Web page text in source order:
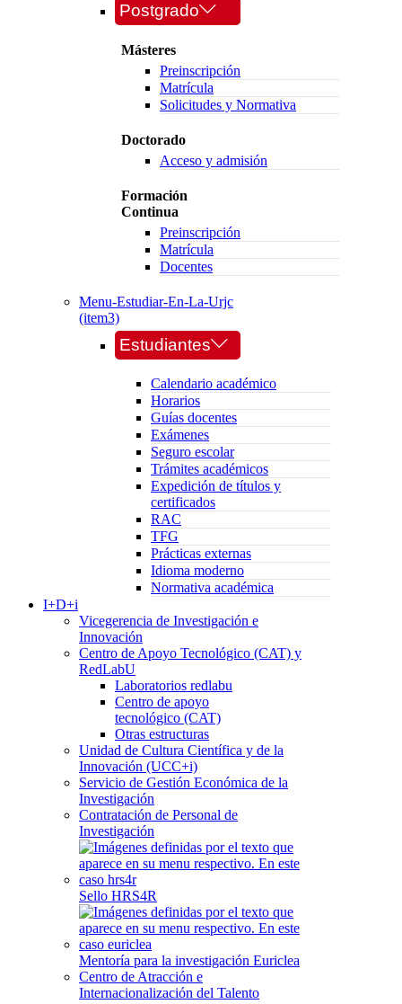
Postgrado
Másteres
Preinscripción
Matrícula
Solicitudes y Normativa
Doctorado
Acceso y admisión
Formación
Continua
Preinscripción
Matrícula
Docentes
Menu-Estudiar-En-La-Urjc
(item3)
Estudiantes
Calendario académico
Horarios
Guías docentes
Exámenes
Seguro escolar
Trámites académicos
Expedición de títulos y
certificados
RAC
TFG
Prácticas externas
Idioma moderno
Normativa académica
I+D+i
Vicegerencia de Investigación e
Innovación
Centro de Apoyo Tecnológico (CAT) y
RedLabU
Laboratorios redlabu
Centro de apoyo
tecnológico (CAT)
Otras estructuras
Unidad de Cultura Científica y de la
Innovación (UCC+i)
Servicio de Gestión Económica de la
Investigación
Contratación de Personal de
Investigación
Sello HRS4R
Mentoría para la investigación Euriclea
Centro de Atracción e
Internacionalización del Talento